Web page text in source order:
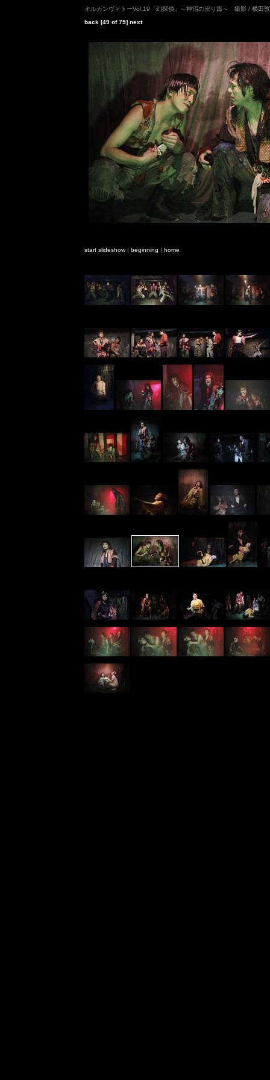
オルガンヴィトーVol.19「幻探偵」～神沼の祟り篇～ 撮影 / 横田
back [49 of 75] next
start slideshow| beginning | home